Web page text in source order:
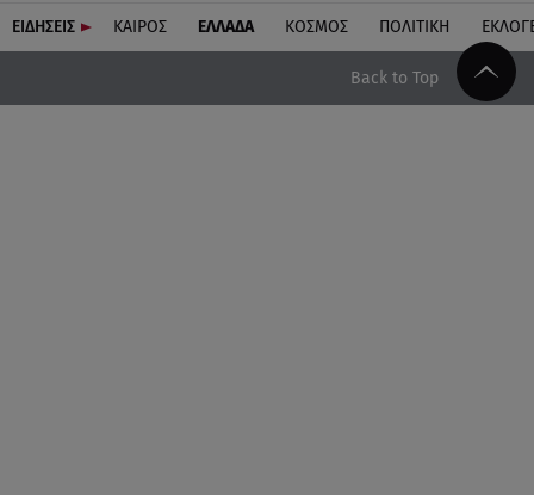
ΕΙΔΗΣΕΙΣ ΚΑΙΡΟΣ ΕΛΛΑΔΑ ΚΟΣΜΟΣ ΠΟΛΙΤΙΚΗ
Back to Top